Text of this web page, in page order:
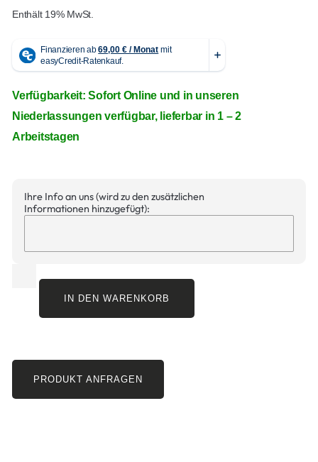
Enthält 19% MwSt.
Verfügbarkeit: Sofort Online und in unseren
Niederlassungen verfügbar, lieferbar in 1 – 2
Arbeitstagen
Ihre Info an uns (wird zu den zusätzlichen
Informationen hinzugefügt):
IN DEN WARENKORB
PRODUKT ANFRAGEN